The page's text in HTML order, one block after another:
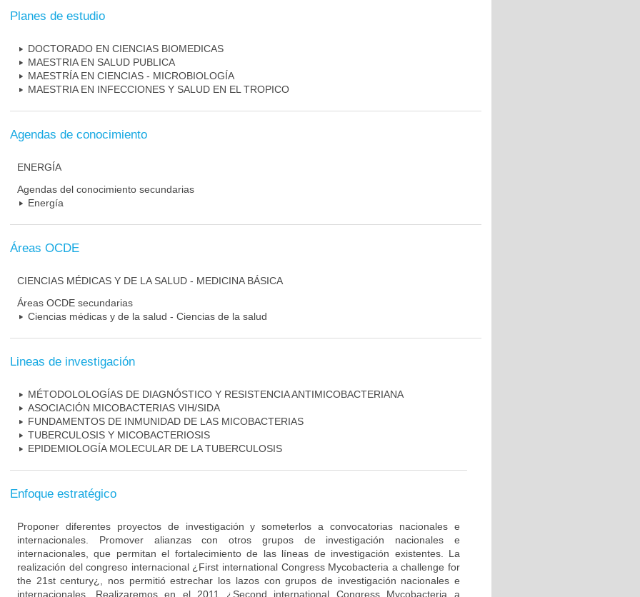
Planes de estudio
DOCTORADO EN CIENCIAS BIOMEDICAS
MAESTRIA EN SALUD PUBLICA
MAESTRÍA EN CIENCIAS - MICROBIOLOGÍA
MAESTRIA EN INFECCIONES Y SALUD EN EL TROPICO
Agendas de conocimiento
ENERGÍA
Agendas del conocimiento secundarias
Energía
Áreas OCDE
CIENCIAS MÉDICAS Y DE LA SALUD - MEDICINA BÁSICA
Áreas OCDE secundarias
Ciencias médicas y de la salud - Ciencias de la salud
Lineas de investigación
MÉTODOLOLOGÍAS DE DIAGNÓSTICO Y RESISTENCIA ANTIMICOBACTERIANA
ASOCIACIÓN MICOBACTERIAS VIH/SIDA
FUNDAMENTOS DE INMUNIDAD DE LAS MICOBACTERIAS
TUBERCULOSIS Y MICOBACTERIOSIS
EPIDEMIOLOGÍA MOLECULAR DE LA TUBERCULOSIS
Enfoque estratégico
Proponer diferentes proyectos de investigación y someterlos a convocatorias nacionales e
internacionales. Promover alianzas con otros grupos de investigación nacionales e
internacionales, que permitan el fortalecimiento de las líneas de investigación existentes. La
realización del congreso internacional ¿First international Congress Mycobacteria a challenge for
the 21st century¿, nos permitió estrechar los lazos con grupos de investigación nacionales e
internacionales. Realizaremos en el 2011 ¿Second international Congress Mycobacteria a